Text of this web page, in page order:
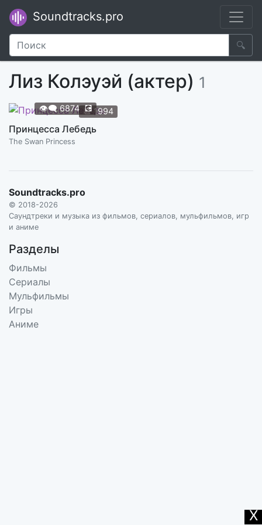
Soundtracks.pro
🔍
Лиз Колэуэй (актер) 1
📆1994
👁️‍🗨️6874 💽
Принцесса Лебедь
The Swan Princess
Soundtracks.pro
© 2018-2026
Саундтреки и музыка из фильмов, сериалов, мульфильмов, игр
и аниме
Разделы
Фильмы
Сериалы
Мульфильмы
Игры
Аниме
X